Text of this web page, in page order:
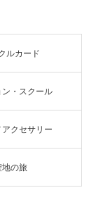
ルカード
ン・スクール
アクセサリー
地の旅